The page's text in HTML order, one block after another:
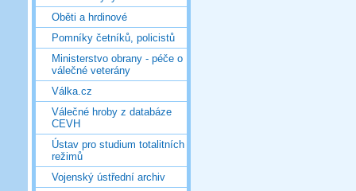
Oběti a hrdinové
Pomníky četníků, policistů
Ministerstvo obrany - péče o
válečné veterány
Válka.cz
Válečné hroby z databáze
CEVH
Ústav pro studium totalitních
režimů
Vojenský ústřední archiv